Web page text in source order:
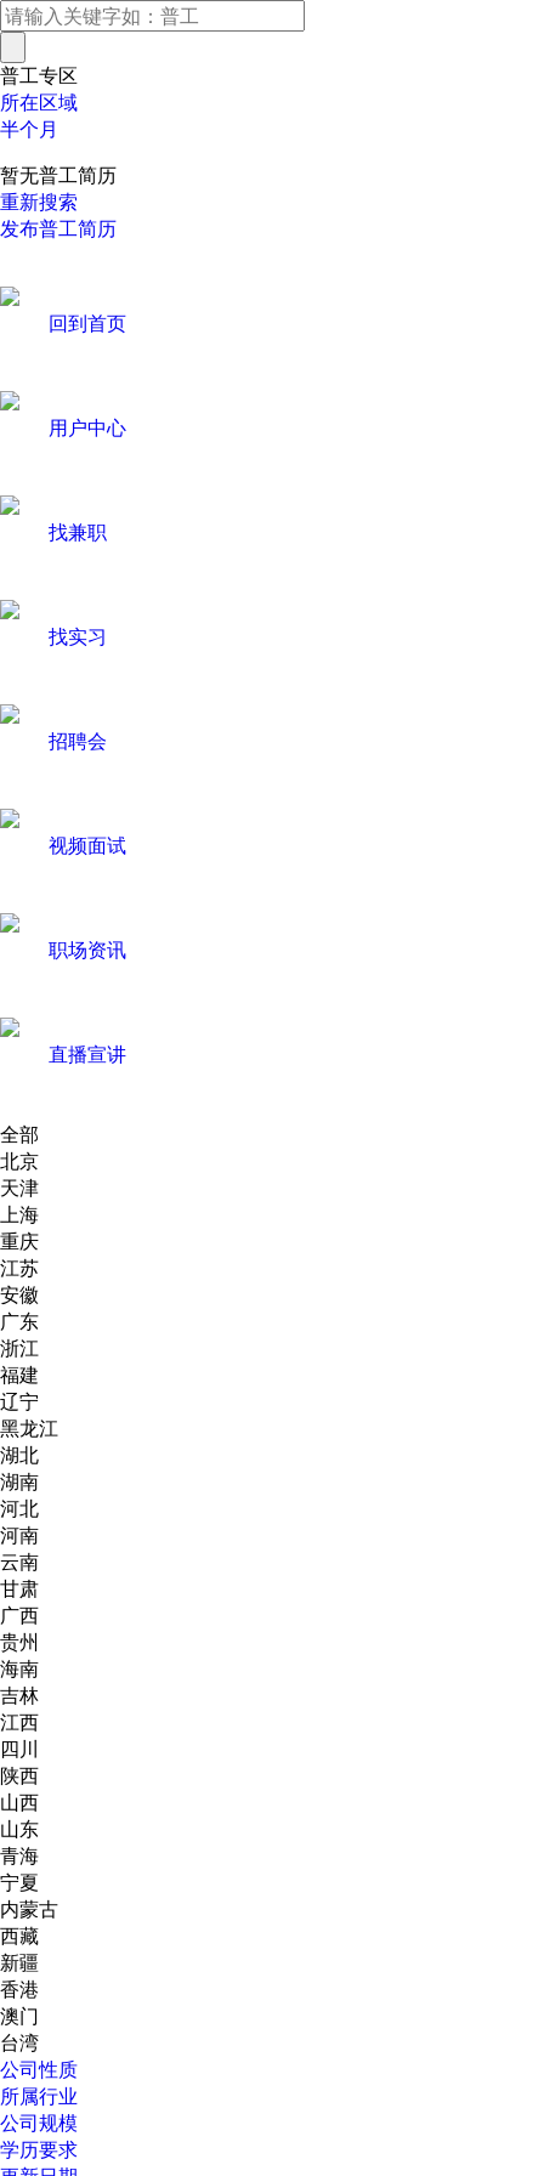
普工专区
所在区域
半个月
暂无普工简历
重新搜索
发布普工简历
回到首页
用户中心
找兼职
找实习
招聘会
视频面试
职场资讯
直播宣讲
全部
北京
天津
上海
重庆
江苏
安徽
广东
浙江
福建
辽宁
黑龙江
湖北
湖南
河北
河南
云南
甘肃
广西
贵州
海南
吉林
江西
四川
陕西
山西
山东
青海
宁夏
内蒙古
西藏
新疆
香港
澳门
台湾
公司性质
所属行业
公司规模
学历要求